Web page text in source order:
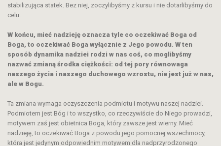
stabilizująca statek. Bez niej, zoczylibyśmy z kursu i nie dotarlibyśmy do
celu.
W końcu, mieć nadzieję oznacza tyle co oczekiwać Boga od
Boga, to oczekiwać Boga wyłącznie z Jego powodu. W ten
sposób dynamika nadziei rodzi w nas coś, co moglibyśmy
nazwać zmianą środka ciężkości: od tej pory równowaga
naszego życia i naszego duchowego wzrostu, nie jest już w nas,
ale w Bogu.
Ta zmiana wymaga oczyszczenia podmiotu i motywu naszej nadziei.
Podmiotem jest Bóg i to wszystko, co rzeczywiście do Niego prowadzi,
motywem zaś jest obietnica Boga, który zawsze jest wierny. Mieć
nadzieję, to oczekiwać Boga z powodu jego pomocnej wszechmocy,
która jest jedynym odpowiednim motywem dla nadprzyrodzonego